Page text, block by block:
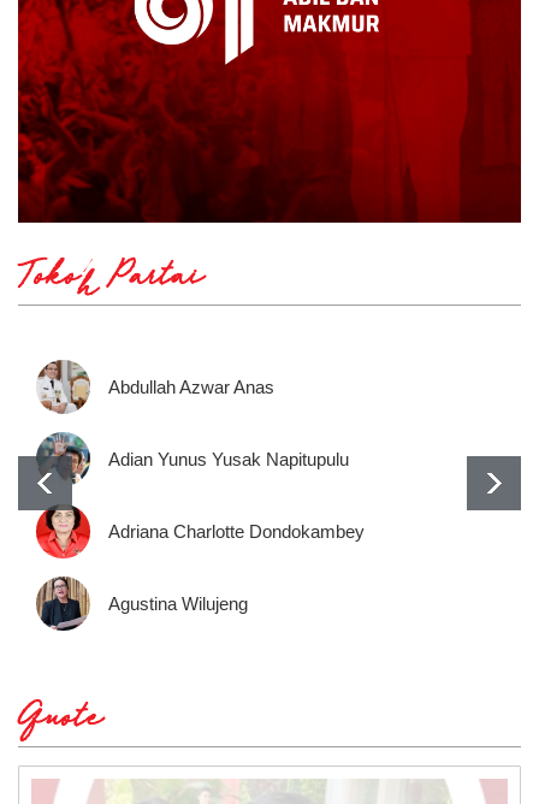
Tokoh Partai
Abdullah Azwar Anas
Adian Yunus Yusak Napitupulu
Adriana Charlotte Dondokambey
Agustina Wilujeng
Quote